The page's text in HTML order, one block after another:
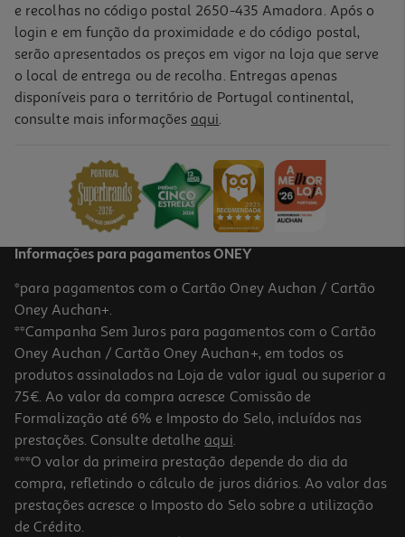
Interruptor Inteligente Tp-Link Tapo S220 Branco
22,99 €
Sensor Temperatura Tp-Link Tapo T315 Smarthome
25.99 €/un
25,99 €
e recolhas no código postal 2650-435 Amadora. Após o
login e em função da proximidade e do código postal,
serão apresentados os preços em vigor na loja que serve
o local de entrega ou de recolha. Entregas apenas
disponíveis para o território de Portugal continental,
consulte mais informações aqui.
Informações para pagamentos ONEY
*para pagamentos com o Cartão Oney Auchan / Cartão
Oney Auchan+.
**Campanha Sem Juros para pagamentos com o Cartão
Oney Auchan / Cartão Oney Auchan+, em todos os
produtos assinalados na Loja de valor igual ou superior a
75€. Ao valor da compra acresce Comissão de
Formalização até 6% e Imposto do Selo, incluídos nas
prestações. Consulte detalhe aqui.
***O valor da primeira prestação depende do dia da
compra, refletindo o cálculo de juros diários. Ao valor das
prestações acresce o Imposto do Selo sobre a utilização
de Crédito.